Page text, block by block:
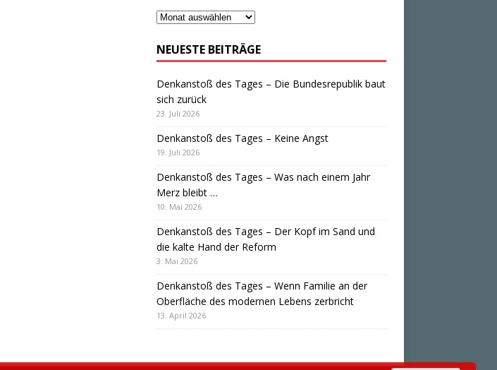
NEUESTE BEITRÄGE
Denkanstoß des Tages – Die Bundesrepublik baut
sich zurück
23. Juli 2026
Denkanstoß des Tages – Keine Angst
19. Juli 2026
Denkanstoß des Tages – Was nach einem Jahr
Merz bleibt …
10. Mai 2026
Denkanstoß des Tages – Der Kopf im Sand und
die kalte Hand der Reform
3. Mai 2026
Denkanstoß des Tages – Wenn Familie an der
Oberfläche des modernen Lebens zerbricht
13. April 2026